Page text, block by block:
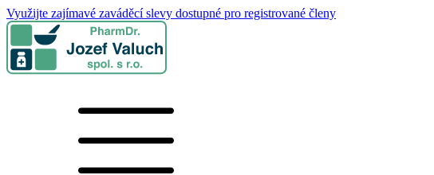
Využijte zajímavé zaváděcí slevy dostupné pro registrované členy